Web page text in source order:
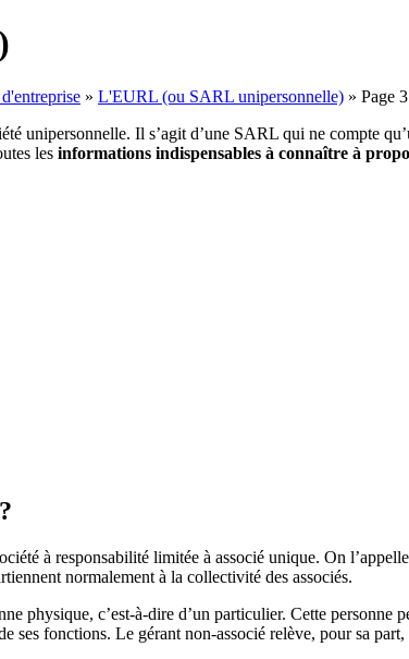
» L'EURL (ou SARL unipersonnelle) » Page 3
unipersonnelle. Il s’agit d’une SARL qui ne compte
les informations indispensables à connaître à
à responsabilité limitée à associé unique. On
normalement à la collectivité des associés.
physique, c’est-à-dire d’un particulier. Cette
ses fonctions. Le gérant non-associé relève, pour sa